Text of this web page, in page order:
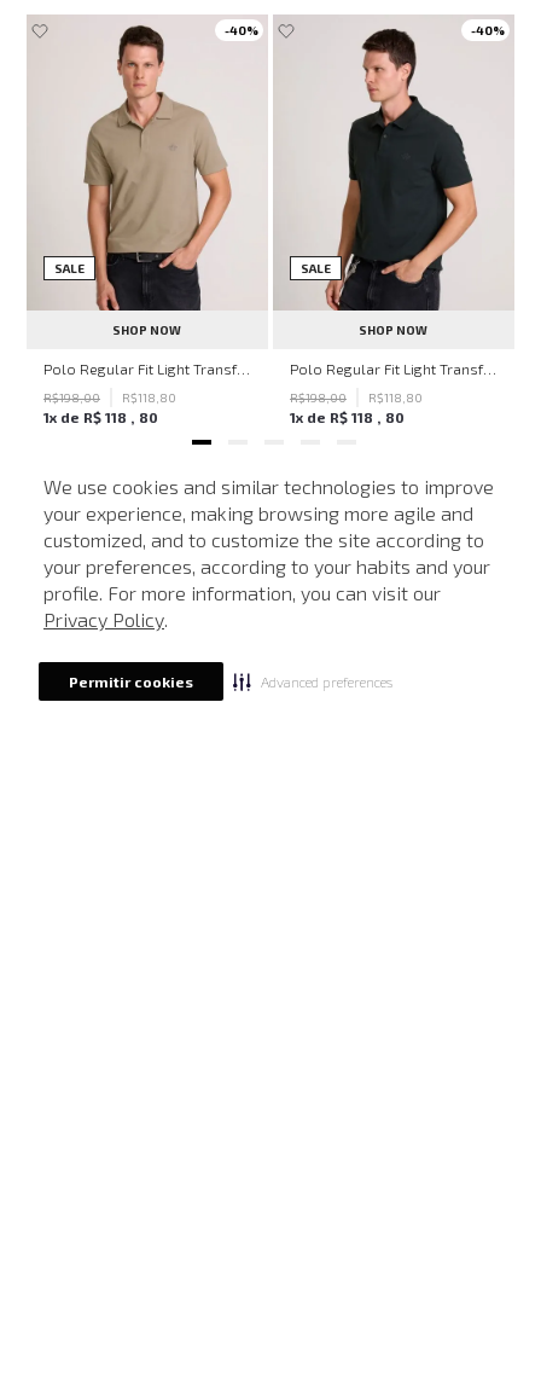
We use cookies and similar technologies to improve
your experience, making browsing more agile and
customized, and to customize the site according to
your preferences, according to your habits and your
profile. For more information, you can visit our
Privacy Policy.
Permitir cookies Advanced preferences
-40%
SALE
SHOP NOW
Polo Regular Fit Light Transfer Bege Médio John John Masculina
R$198,00 R$118 80
1x de R$ 118 80
-40%
SALE
SHOP NOW
Polo Regular Fit Light Transfer Verde Escuro John John Masculina
R$198,00 R$118 80
1x de R$ 118 80
NEWSLETTER
Cadastre seu e-mail para receber nossas novidades.
Eu li, estou ciente das condições de tratamento dos meus dados pessoais e forneço